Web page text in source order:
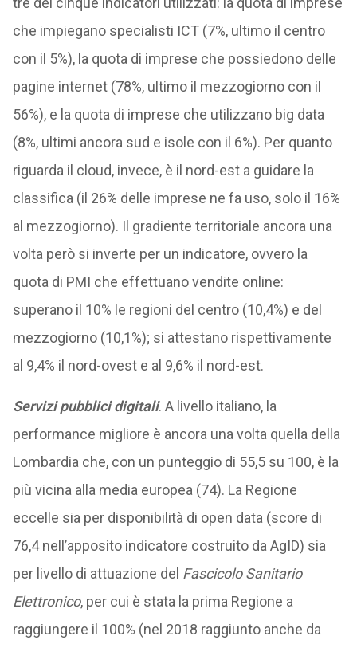
che impiegano specialisti ICT (7%, ultimo il centro
con il 5%), la quota di imprese che possiedono delle
pagine internet (78%, ultimo il mezzogiorno con il
56%), e la quota di imprese che utilizzano big data
(8%, ultimi ancora sud e isole con il 6%). Per quanto
riguarda il cloud, invece, è il nord-est a guidare la
classifica (il 26% delle imprese ne fa uso, solo il 16%
al mezzogiorno). Il gradiente territoriale ancora una
volta però si inverte per un indicatore, ovvero la
quota di PMI che effettuano vendite online:
superano il 10% le regioni del centro (10,4%) e del
mezzogiorno (10,1%); si attestano rispettivamente
al 9,4% il nord-ovest e al 9,6% il nord-est.
Servizi pubblici digitali. A livello italiano, la
performance migliore è ancora una volta quella della
Lombardia che, con un punteggio di 55,5 su 100, è la
più vicina alla media europea (74). La Regione
eccelle sia per disponibilità di open data (score di
76,4 nell’apposito indicatore costruito da AgID) sia
per livello di attuazione del Fascicolo Sanitario
Elettronico, per cui è stata la prima Regione a
raggiungere il 100% (nel 2018 raggiunto anche da